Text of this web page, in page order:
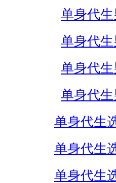
单身代
单身代
单身代
单身代生
单身代生
单身代生
单身代生